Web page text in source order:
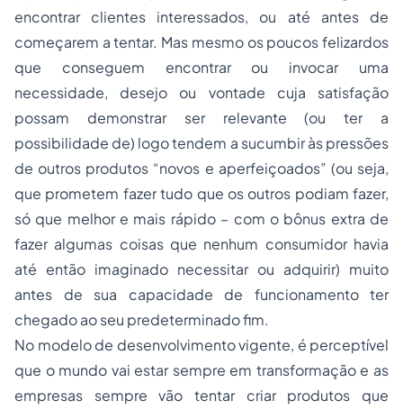
encontrar clientes interessados, ou até antes de
começarem a tentar. Mas mesmo os poucos felizardos
que conseguem encontrar ou invocar uma
necessidade, desejo ou vontade cuja satisfação
possam demonstrar ser relevante (ou ter a
possibilidade de) logo tendem a sucumbir às pressões
de outros produtos “novos e aperfeiçoados” (ou seja,
que prometem fazer tudo que os outros podiam fazer,
só que melhor e mais rápido – com o bônus extra de
fazer algumas coisas que nenhum consumidor havia
até então imaginado necessitar ou adquirir) muito
antes de sua capacidade de funcionamento ter
chegado ao seu predeterminado fim.
No modelo de desenvolvimento vigente, é perceptível
que o mundo vai estar sempre em transformação e as
empresas sempre vão tentar criar produtos que